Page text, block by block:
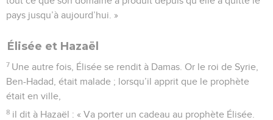
pays jusqu’à aujourd’hui. »
Élisée et Hazaël
7 Une autre fois, Élisée se rendit à Damas. Or le roi de Syrie,
Ben-Hadad, était malade ; lorsqu’il apprit que le prophète
était en ville,
8 il dit à Hazaël : « Va porter un cadeau au prophète Élisée.